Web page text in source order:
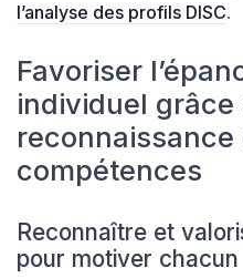
l’analyse des profils DISC.
Favoriser
individuel
reconnaissance
compétences
Reconnaître et
pour motiver chacun